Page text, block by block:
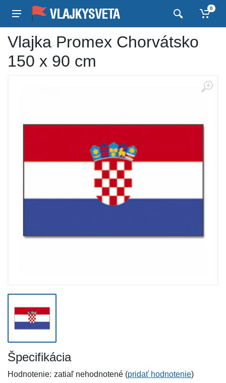
0
Vlajka Promex Chorvátsko
150 x 90 cm
Špecifikácia
Hodnotenie: zatiaľ nehodnotené (pridať hodnotenie)